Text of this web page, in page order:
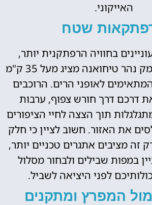
האייקוני.
שטח
בחוויה הרפתקנית יותר,
הפארק האזורי עמק נהר טיחואנה מציג מעל 35 ק"מ
לאופני הרים. הרוכבים
את דרכם דרך חורש צפוף, ערבות
תוך הצצה לחיי הציפורים
את האזור. חשוב לציין כי חלק
זה מציבים אתגרים טכניים יותר,
במפות שבילים ולבחור מסלול
לפני היציאה לשביל.
המפרץ ומתקנים